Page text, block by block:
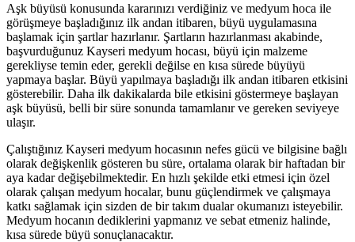
Aşk büyüsü konusunda kararınızı verdiğiniz ve medyum hoca ile
görüşmeye başladığınız ilk andan itibaren, büyü uygulamasına
başlamak için şartlar hazırlanır. Şartların hazırlanması akabinde,
başvurduğunuz Kayseri medyum hocası, büyü için malzeme
gerekliyse temin eder, gerekli değilse en kısa sürede büyüyü
yapmaya başlar. Büyü yapılmaya başladığı ilk andan itibaren etkisini
gösterebilir. Daha ilk dakikalarda bile etkisini göstermeye başlayan
aşk büyüsü, belli bir süre sonunda tamamlanır ve gereken seviyeye
ulaşır.
Çalıştığınız Kayseri medyum hocasının nefes gücü ve bilgisine bağlı
olarak değişkenlik gösteren bu süre, ortalama olarak bir haftadan bir
aya kadar değişebilmektedir. En hızlı şekilde etki etmesi için özel
olarak çalışan medyum hocalar, bunu güçlendirmek ve çalışmaya
katkı sağlamak için sizden de bir takım dualar okumanızı isteyebilir.
Medyum hocanın dediklerini yapmanız ve sebat etmeniz halinde,
kısa sürede büyü sonuçlanacaktır.